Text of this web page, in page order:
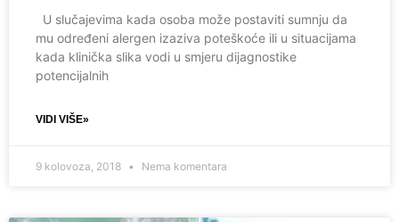
U slučajevima kada osoba može postaviti sumnju da
mu određeni alergen izaziva poteškoće ili u situacijama
kada klinička slika vodi u smjeru dijagnostike
potencijalnih
VIDI VIŠE»
9 kolovoza, 2018 Nema komentara